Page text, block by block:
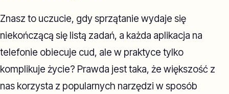
Znasz to uczucie, gdy sprzątanie wydaje się
niekończącą się listą zadań, a każda aplikacja na
telefonie obiecuje cud, ale w praktyce tylko
komplikuje życie? Prawda jest taka, że większość z
nas korzysta z popularnych narzędzi w sposób